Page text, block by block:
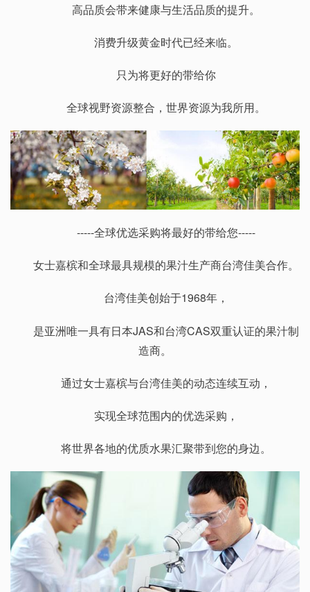
高品质会带来健康与生活品质的提升。
消费升级黄金时代已经来临。
只为将更好的带给你
全球视野资源整合，世界资源为我所用。
-----全球优选采购将最好的带给您-----
女士嘉槟和全球最具规模的果汁生产商台湾佳美合作。
台湾佳美创始于1968年，
是亚洲唯一具有日本JAS和台湾CAS双重认证的果汁制
造商。
通过女士嘉槟与台湾佳美的动态连续互动，
实现全球范围内的优选采购，
将世界各地的优质水果汇聚带到您的身边。